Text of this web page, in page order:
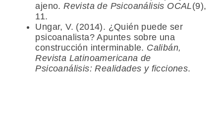
ajeno.Revista de Psicoanálisis OCAL(9),
11.
Ungar, V. (2014). ¿Quién puede ser
psicoanalista? Apuntes sobre una
construcción interminable. Calibán,
Revista Latinoamericana de
Psicoanálisis: Realidades y ficciones.